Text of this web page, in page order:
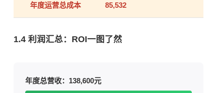
年度运营总成本 85,532
1.4 利润汇总：ROI一图了然
年度总营收：138,600元